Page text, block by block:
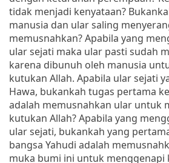
tidak menjadi kenyataan?
manusia dan ular saling
memusnahkan? Apabila yang
ular sejati maka ular pasti sudah
karena dibunuh oleh manusia
kutukan Allah. Apabila ular sejati
Hawa, bukankah tugas pertama
adalah memusnahkan ular untuk
kutukan Allah? Apabila yang
ular sejati, bukankah yang
bangsa Yahudi adalah
muka bumi ini untuk menggenapi